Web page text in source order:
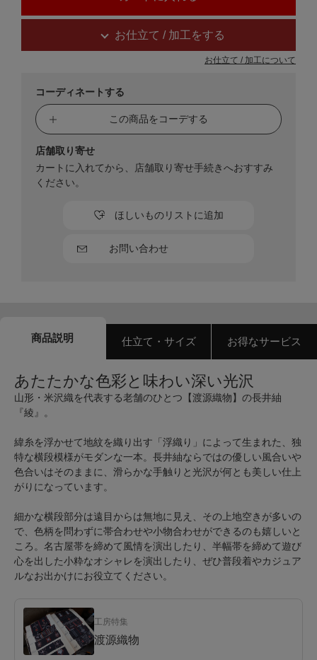
お仕立て / 加工をする
お仕立て / 加工について
コーディネートする
この商品をコーデする
お問い合わせ
ほしいものリストに追加
店舗取り寄せ
カートに入れてから、店舗取り寄せ手続きへおすすみ
ください。
商品説明 仕立て・サイズ お得なサービス
あたたかな色彩と味わい深い光沢
山形・米沢織を代表する老舗のひとつ【渡源織物】の長井紬
『綾』。
緯糸を浮かせて地紋を織り出す「浮織り」によって生まれた、独
特な横段模様がモダンな一本。長井紬ならではの優しい風合いや
色合いはそのままに、滑らかな手触りと光沢が何とも美しい仕上
がりになっています。
細かな横段部分は遠目からは無地に見え、その上地空きが多いの
で、色柄を問わずに帯合わせや小物合わせができるのも嬉しいと
ころ。名古屋帯を締めて風情を演出したり、半幅帯を締めて遊び
心を出した小粋なオシャレを演出したり、ぜひ普段着やカジュア
ルなお出かけにお役立てください。
工房特集
渡源織物